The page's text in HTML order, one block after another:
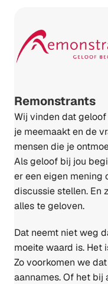
Remonstrants
Wij vinden dat
je meemaakt en de
mensen die je
Als geloof bij jou
er een eigen mening
discussie stellen. En
alles te geloven.
Dat neemt niet weg
moeite waard is. Het
Zo voorkomen we
aannames. Of het bij